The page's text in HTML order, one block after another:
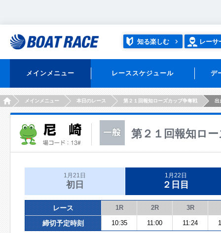
知る楽しむ レーサ
メインメニュー レーススケジュール デ
HOMEメインメニュー 本日のレース 第２１回報知ローズカップ争奪戦 出
第２１回報知ロ
1月21日
初日
1月22日
２日目
レース 1R 2R 3R
締切予定時刻 10:35 11:00 11:24